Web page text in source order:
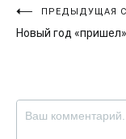
Навигация
по
ПРЕДЫДУЩАЯ
Новый год